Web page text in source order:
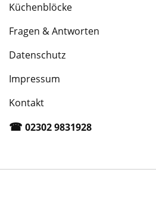
Küchenblöcke
Fragen & Antworten
Datenschutz
Impressum
Kontakt
☎︎ 02302 9831928